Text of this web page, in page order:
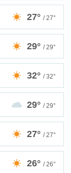
27° / 27°
29° / 29°
32° / 32°
29° / 29°
27° / 27°
26° / 26°